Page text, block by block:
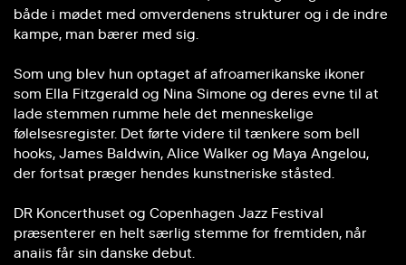
både i mødet med omverdenens strukturer og i de indre
kampe, man bærer med sig.
Som ung blev hun optaget af afroamerikanske ikoner
som Ella Fitzgerald og Nina Simone og deres evne til at
lade stemmen rumme hele det menneskelige
følelsesregister. Det førte videre til tænkere som bell
hooks, James Baldwin, Alice Walker og Maya Angelou,
der fortsat præger hendes kunstneriske ståsted.
DR Koncerthuset og Copenhagen Jazz Festival
præsenterer en helt særlig stemme for fremtiden, når
anaiis får sin danske debut.